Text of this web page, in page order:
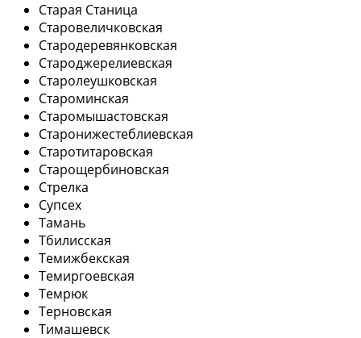
Старая Станица
Старовеличковская
Стародеревянковская
Староджерелиевская
Старолеушковская
Староминская
Старомышастовская
Старонижестеблиевская
Старотитаровская
Старощербиновская
Стрелка
Супсех
Тамань
Тбилисская
Темижбекская
Темиргоевская
Темрюк
Терновская
Тимашевск